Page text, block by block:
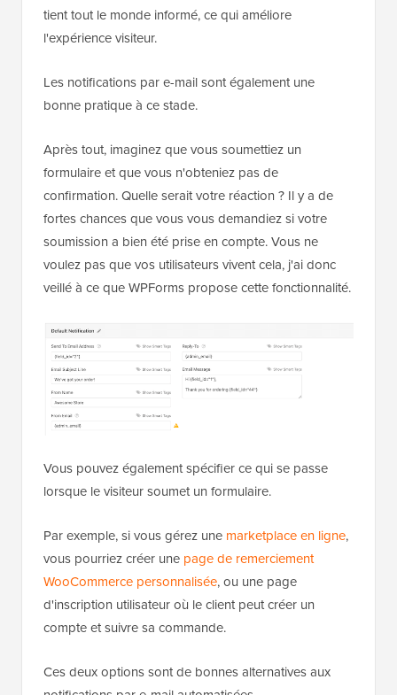
tient tout le monde informé, ce qui améliore
l'expérience visiteur.
Les notifications par e-mail sont également une
bonne pratique à ce stade.
Après tout, imaginez que vous soumettiez un
formulaire et que vous n'obteniez pas de
confirmation. Quelle serait votre réaction ? Il y a de
fortes chances que vous vous demandiez si votre
soumission a bien été prise en compte. Vous ne
voulez pas que vos utilisateurs vivent cela, j'ai donc
veillé à ce que WPForms propose cette fonctionnalité.
Vous pouvez également spécifier ce qui se passe
lorsque le visiteur soumet un formulaire.
Par exemple, si vous gérez une marketplace en ligne,
vous pourriez créer une page de remerciement
WooCommerce personnalisée, ou une page
d'inscription utilisateur où le client peut créer un
compte et suivre sa commande.
Ces deux options sont de bonnes alternatives aux